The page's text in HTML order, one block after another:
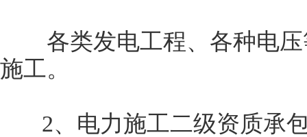
各类发电工程、各种电压
施工。
2、电力施工二级资质承